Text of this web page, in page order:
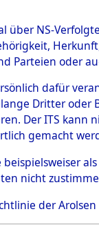
über NS-
Parteien oder
dafür
Dritter
Der ITS
gemacht
beispielsweiser
nicht
der Arolsen